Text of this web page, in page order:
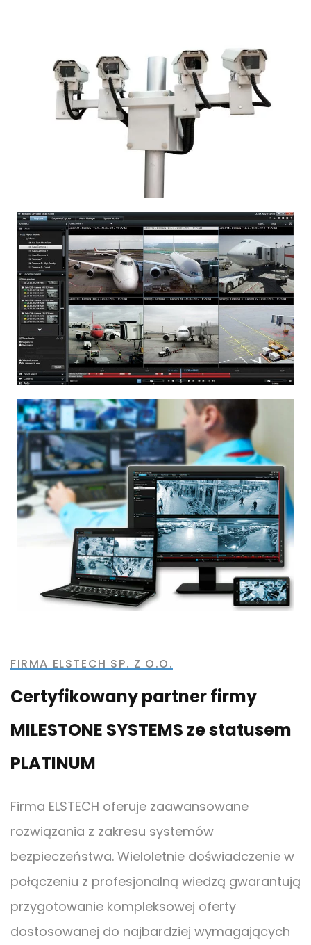
FIRMA ELSTECH SP. Z O.O.
Certyfikowany partner firmy
MILESTONE SYSTEMS ze statusem
PLATINUM
Firma ELSTECH oferuje zaawansowane
rozwiązania z zakresu systemów
bezpieczeństwa. Wieloletnie doświadczenie w
połączeniu z profesjonalną wiedzą gwarantują
przygotowanie kompleksowej oferty
dostosowanej do najbardziej wymagających